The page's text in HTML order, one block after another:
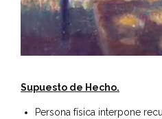
Supuesto de Hecho.
Persona física interpone